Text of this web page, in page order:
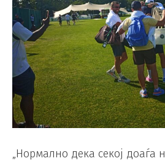
„Нормално дека секој доаѓа